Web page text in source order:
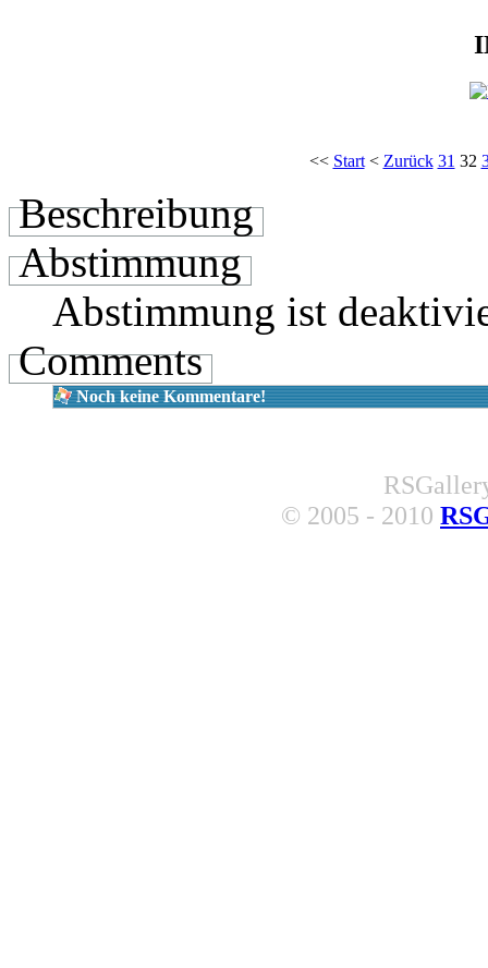
<< Start< Zurück 31 32
Beschreibung
Abstimmung
Abstimmung ist
Comments
Noch keine Kommentare!
© 2005 - 2010